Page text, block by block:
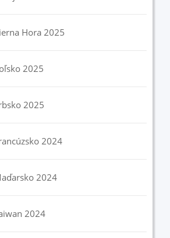
Hora 2025
2025
2025
2024
2024
2024